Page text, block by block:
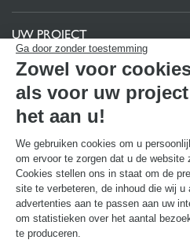
Ga door zonder toestemming
Zowel voor
als voor uw
het aan u!
We gebruiken cookies om u
om ervoor te zorgen dat u de website
Cookies stellen ons in staat om de
site te verbeteren, de inhoud die wij u
advertenties aan te passen aan uw
om statistieken over het aantal
te produceren.
UW PROJECT
Projectgebied
Uw 3D-keukenconfigurator
Contact
Vind uw Winkel
MAAK EEN AFSPRAAK
NUTTIGE LINKS
Gids en vergelijking
Download onze catalogus
OVER